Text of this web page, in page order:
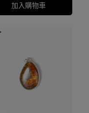
加入購物車